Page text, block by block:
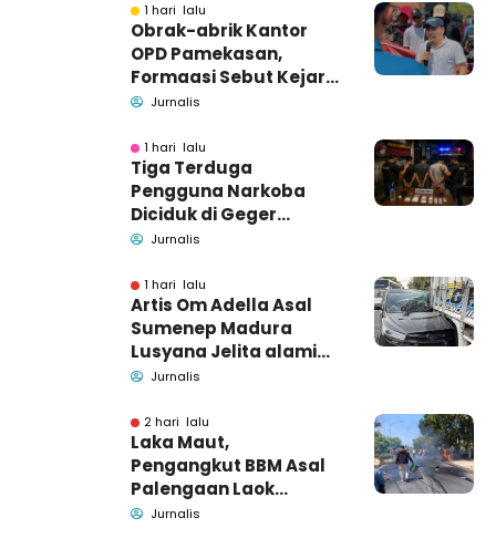
1 hari lalu
Obrak-abrik Kantor
OPD Pamekasan,
Formaasi Sebut Kejari
Pamekasan
Jurnalis
1 hari lalu
Tiga Terduga
Pengguna Narkoba
Diciduk di Geger
Bangkalan, Polisi Masih
Barang Bukti
Jurnalis
1 hari lalu
Artis Om Adella Asal
Sumenep Madura
Lusyana Jelita alami
kecelakaan di Wonogiri
Jurnalis
2 hari lalu
Laka Maut,
Pengangkut BBM Asal
Palengaan Laok
Pamekasan Meninggal
Jurnalis